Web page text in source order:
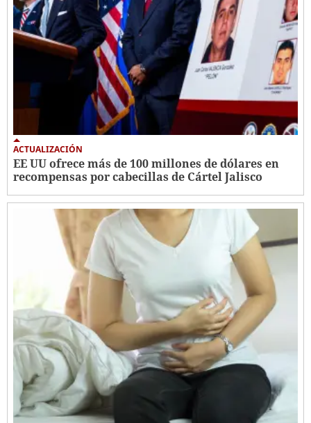
ACTUALIZACIÓN
EE UU ofrece más de 100 millones de dólares en
recompensas por cabecillas de Cártel Jalisco